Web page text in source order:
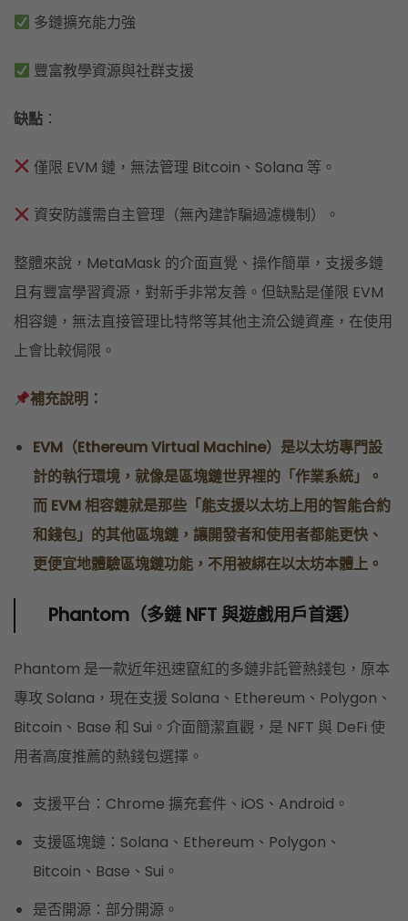
多鏈擴充能力強
豐富教學資源與社群支援
缺點 ：
僅限 EVM 鏈，無法管理 Bitcoin、Solana 等。
資安防護需自主管理（無內建詐騙過濾機制）。
整體來說，MetaMask 的介面直覺、操作簡單，支援多鏈
且有豐富學習資源，對新手非常友善。但缺點是僅限 EVM
相容鏈，無法直接管理比特幣等其他主流公鏈資產，在使用
上會比較侷限。
補充說明：
EVM（Ethereum Virtual Machine）是以太坊專門設
計的執行環境，就像是區塊鏈世界裡的「作業系統」。
而 EVM 相容鏈就是那些「能支援以太坊上用的智能合約
和錢包」的其他區塊鏈，讓開發者和使用者都能更快、
更便宜地體驗區塊鏈功能，不用被綁在以太坊本體上。
Phantom（多鏈 NFT 與遊戲用戶首選）
Phantom 是一款近年迅速竄紅的多鏈非託管熱錢包，原本
專攻 Solana，現在支援 Solana、Ethereum、Polygon、
Bitcoin、Base 和 Sui。介面簡潔直觀，是 NFT 與 DeFi 使
用者高度推薦的熱錢包選擇。
支援平台：Chrome 擴充套件、iOS、Android。
支援區塊鏈：Solana、Ethereum、Polygon、
Bitcoin、Base、Sui。
是否開源：部分開源。